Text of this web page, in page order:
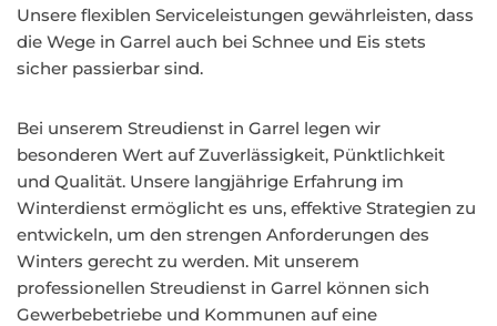
Unsere flexiblen Serviceleistungen gewährleisten, dass
die Wege in Garrel auch bei Schnee und Eis stets
sicher passierbar sind.
Bei unserem Streudienst in Garrel legen wir
besonderen Wert auf Zuverlässigkeit, Pünktlichkeit
und Qualität. Unsere langjährige Erfahrung im
Winterdienst ermöglicht es uns, effektive Strategien zu
entwickeln, um den strengen Anforderungen des
Winters gerecht zu werden. Mit unserem
professionellen Streudienst in Garrel können sich
Gewerbebetriebe und Kommunen auf eine